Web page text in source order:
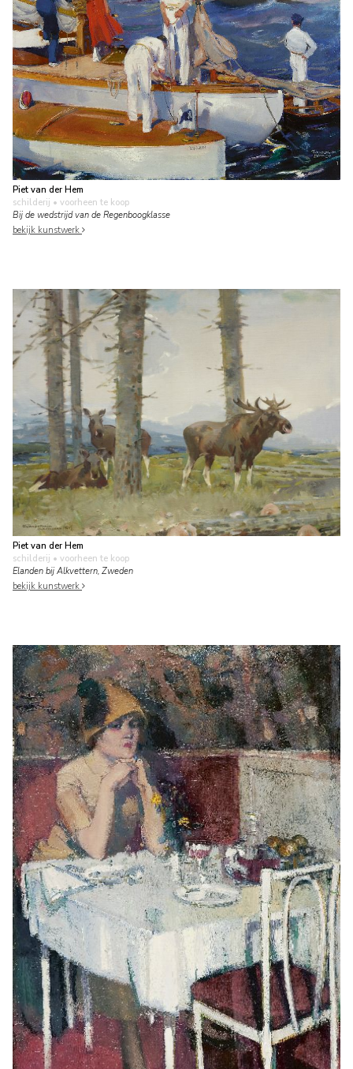
Piet van der Hem
schilderij • voorheen te koop
Bij de wedstrijd van de Regenboogklasse
bekijk kunstwerk
Piet van der Hem
schilderij • voorheen te koop
Elanden bij Alkvettern, Zweden
bekijk kunstwerk